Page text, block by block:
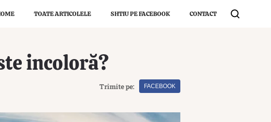
TOATE ARTICOLELE SHTIU PE FACEBOOK CONTACT
incoloră?
Trimite pe: FACEBOOK